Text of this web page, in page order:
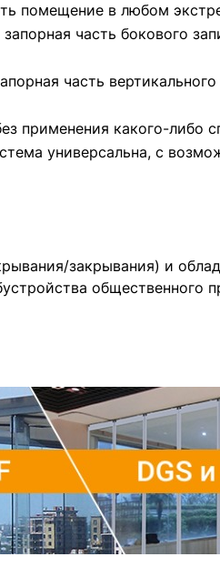
помещение в любом
часть бокового
часть
применения какого-либо
универсальна, с
закрывания) и
общественного